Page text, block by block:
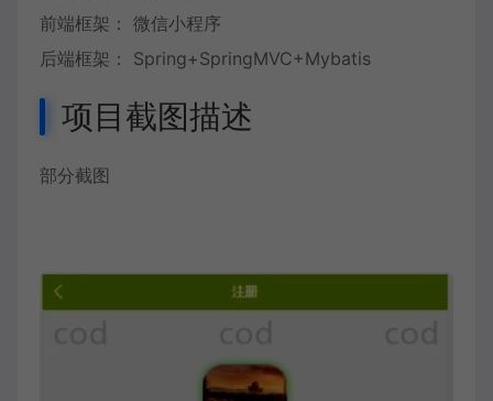
前端框架： 微信小程序
后端框架： Spring+SpringMVC+Mybatis
项目截图描述
部分截图